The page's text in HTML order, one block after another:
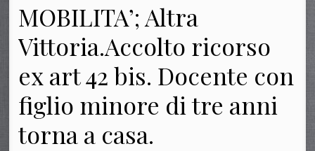
MOBILITA’; Altra
Vittoria.Accolto ricorso
ex art 42 bis. Docente con
figlio minore di tre anni
torna a casa.